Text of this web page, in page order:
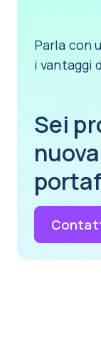
Parla con
i vantaggi
Sei